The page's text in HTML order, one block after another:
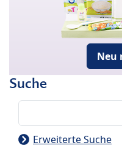
Neu
Suche
Erweiterte Suche